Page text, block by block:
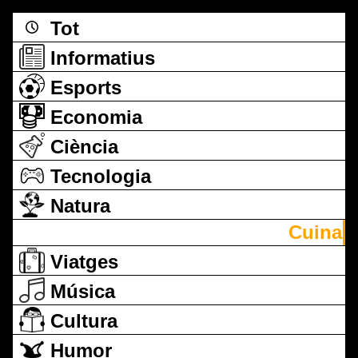
Tot
Informatius
Esports
Economia
Ciència
Tecnologia
Natura
Cuina
Viatges
Música
Cultura
Humor